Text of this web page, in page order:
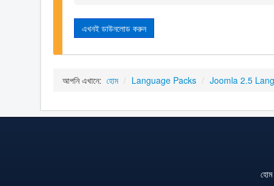
এখনই ডাউনলোড করুন
আপনি এখানে: হোম / Language Packs / Joomla 2.5
হোম